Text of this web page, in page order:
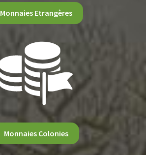
Monnaies Etrangères
Monnaies Colonies